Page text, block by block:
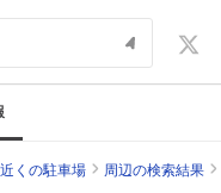
くの駐車場 周辺の検索結果